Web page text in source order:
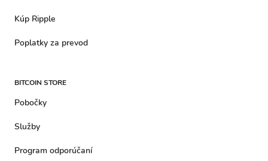
Kúp Ripple
Poplatky za prevod
BITCOIN STORE
Pobočky
Služby
Program odporúčaní